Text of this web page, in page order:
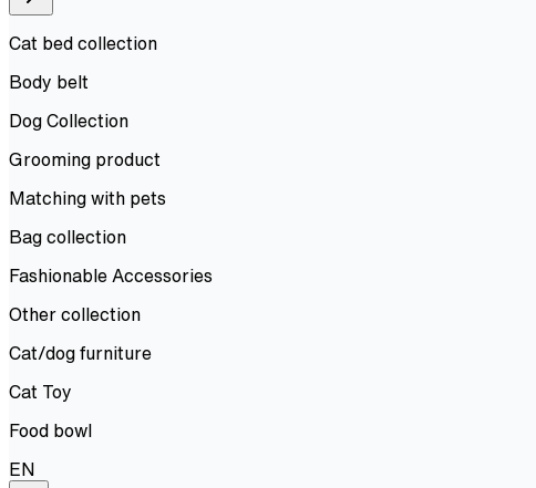
Cat bed collection
Body belt
Dog Collection
Grooming product
Matching with pets
Bag collection
Fashionable Accessories
Other collection
Cat/dog furniture
Cat Toy
Food bowl
EN